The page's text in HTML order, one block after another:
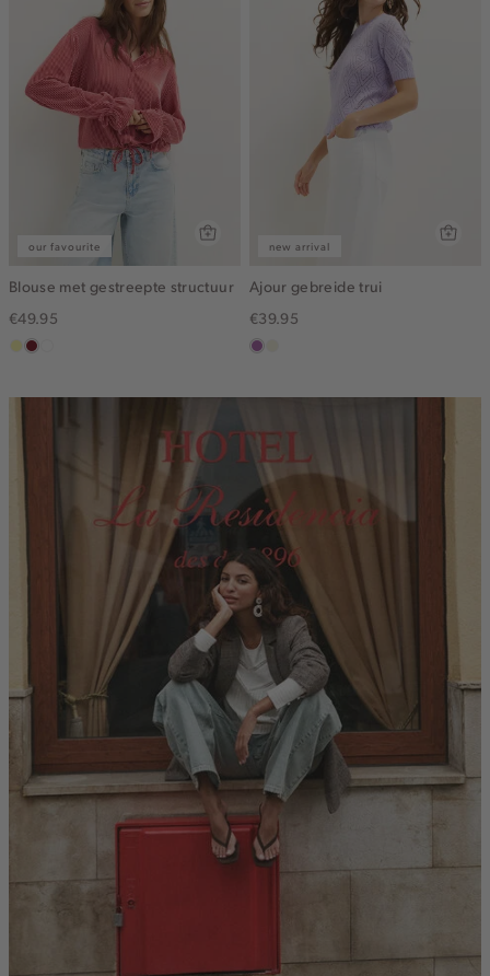
our favourite
Blouse met gestreepte structuur
€49.95
lichtgeel
rood,
new arrival
Ajour gebreide trui
€39.95
lila